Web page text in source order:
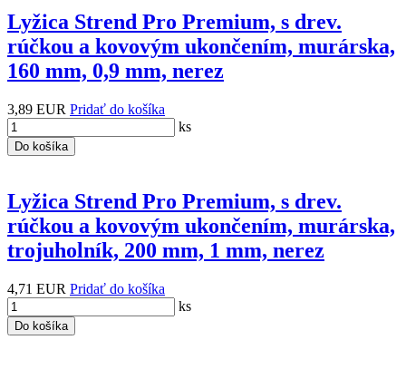
Lyžica Strend Pro Premium, s drev.
rúčkou a kovovým ukončením, murárska,
160 mm, 0,9 mm, nerez
3,89 EUR Pridať do košíka
ks
Do košíka
Lyžica Strend Pro Premium, s drev.
rúčkou a kovovým ukončením, murárska,
trojuholník, 200 mm, 1 mm, nerez
4,71 EUR Pridať do košíka
ks
Do košíka